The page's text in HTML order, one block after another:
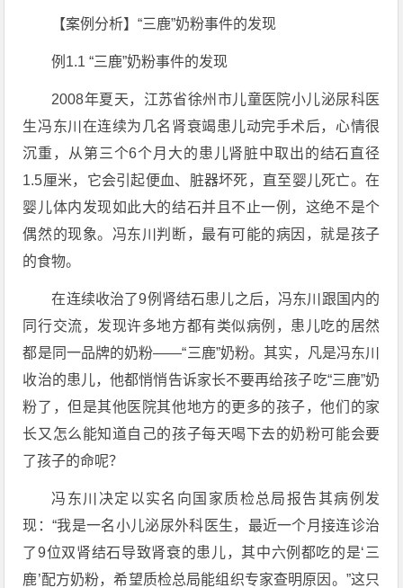
【案例分析】“三鹿”奶粉事件的发现
例1.1 “三鹿”奶粉事件的发现
2008年夏天，江苏省徐州市儿童医院小儿泌尿科医
生冯东川在连续为几名肾衰竭患儿动完手术后，心情很
沉重，从第三个6个月大的患儿肾脏中取出的结石直径
1.5厘米，它会引起便血、脏器坏死，直至婴儿死亡。在
婴儿体内发现如此大的结石并且不止一例，这绝不是个
偶然的现象。冯东川判断，最有可能的病因，就是孩子
的食物。
在连续收治了9例肾结石患儿之后，冯东川跟国内的
同行交流，发现许多地方都有类似病例，患儿吃的居然
都是同一品牌的奶粉——“三鹿”奶粉。其实，凡是冯东川
收治的患儿，他都悄悄告诉家长不要再给孩子吃“三鹿”奶
粉了，但是其他医院其他地方的更多的孩子，他们的家
长又怎么能知道自己的孩子每天喝下去的奶粉可能会要
了孩子的命呢？
冯东川决定以实名向国家质检总局报告其病例发
现：“我是一名小儿泌尿外科医生，最近一个月接连诊治
了9位双肾结石导致肾衰的患儿，其中六例都吃的是‘三
鹿’配方奶粉，希望质检总局能组织专家查明原因。”这只